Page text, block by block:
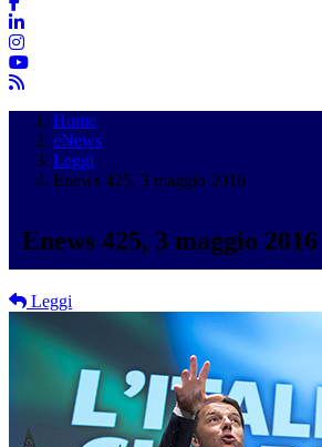
Home
eNews
Leggi
Enews 425, 3 maggio 2016
Enews 425, 3 maggio 2016
Leggi